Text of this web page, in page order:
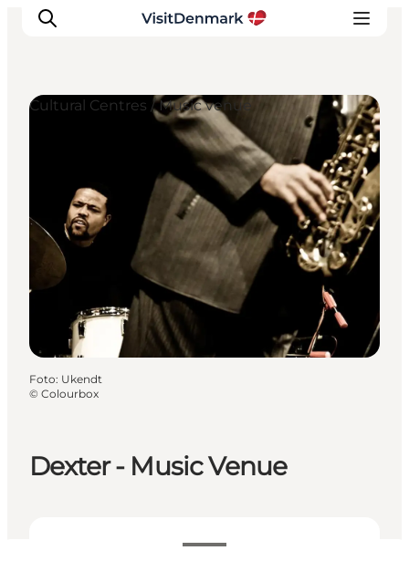
Aktiviteter
Övernatta
Planera resan
Dexter - Music Venue
Cultural Centres / Music venue
Foto: Ukendt
© Colourbox